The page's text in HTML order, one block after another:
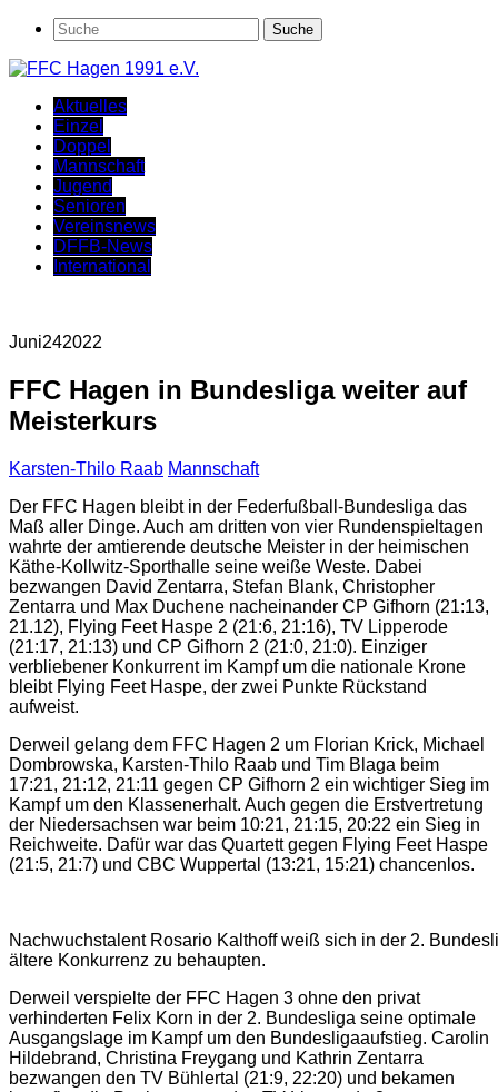
Aktuelles
Einzel
Doppel
Mannschaft
Jugend
Senioren
Vereinsnews
DFFB-News
International
Juni242022
FFC Hagen in Bundesliga weiter auf
Meisterkurs
Karsten-Thilo Raab Mannschaft
Der FFC Hagen bleibt in der Federfußball-Bundesliga das
Maß aller Dinge. Auch am dritten von vier Rundenspieltagen
wahrte der amtierende deutsche Meister in der heimischen
Käthe-Kollwitz-Sporthalle seine weiße Weste. Dabei
bezwangen David Zentarra, Stefan Blank, Christopher
Zentarra und Max Duchene nacheinander CP Gifhorn (21:13,
21.12), Flying Feet Haspe 2 (21:6, 21:16), TV Lipperode
(21:17, 21:13) und CP Gifhorn 2 (21:0, 21:0). Einziger
verbliebener Konkurrent im Kampf um die nationale Krone
bleibt Flying Feet Haspe, der zwei Punkte Rückstand
aufweist.
Derweil gelang dem FFC Hagen 2 um Florian Krick, Michael
Dombrowska, Karsten-Thilo Raab und Tim Blaga beim
17:21, 21:12, 21:11 gegen CP Gifhorn 2 ein wichtiger Sieg im
Kampf um den Klassenerhalt. Auch gegen die Erstvertretung
der Niedersachsen war beim 10:21, 21:15, 20:22 ein Sieg in
Reichweite. Dafür war das Quartett gegen Flying Feet Haspe
(21:5, 21:7) und CBC Wuppertal (13:21, 15:21) chancenlos.
Nachwuchstalent Rosario Kalthoff weiß sich in der 2.
ältere Konkurrenz zu behaupten.
Derweil verspielte der FFC Hagen 3 ohne den privat
verhinderten Felix Korn in der 2. Bundesliga seine optimale
Ausgangslage im Kampf um den Bundesligaaufstieg. Carolin
Hildebrand, Christina Freygang und Kathrin Zentarra
bezwangen den TV Bühlertal (21:9, 22:20) und bekamen